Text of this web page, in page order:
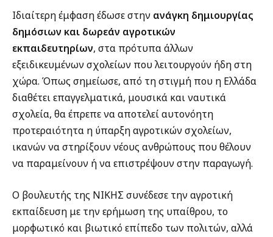
Ιδιαίτερη έμφαση έδωσε στην ανάγκη δημιουργίας
δημόσιων και δωρεάν αγροτικών
εκπαιδευτηρίων, στα πρότυπα άλλων
εξειδικευμένων σχολείων που λειτουργούν ήδη στη
χώρα. Όπως σημείωσε, από τη στιγμή που η Ελλάδα
διαθέτει επαγγελματικά, μουσικά και ναυτικά
σχολεία, θα έπρεπε να αποτελεί αυτονόητη
προτεραιότητα η ύπαρξη αγροτικών σχολείων,
ικανών να στηρίξουν νέους ανθρώπους που θέλουν
να παραμείνουν ή να επιστρέψουν στην παραγωγή.
Ο βουλευτής της ΝΙΚΗΣ συνέδεσε την αγροτική
εκπαίδευση με την ερήμωση της υπαίθρου, το
μορφωτικό και βιωτικό επίπεδο των πολιτών, αλλά